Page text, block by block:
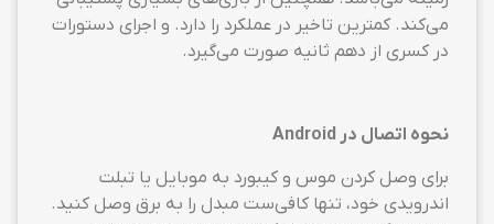
می‌کند. کمترین تاخیر در عملکرد را دارد. و اجرای دستورات
در کسری از دهم ثانیه صورت می‌گیرد.
نحوه اتصال در Android
برای وصل کردن موس و کیبورد به موبایل یا تبلت
اندرویدی خود، تنها کافی‌ست مبدل را به برق وصل کنید.